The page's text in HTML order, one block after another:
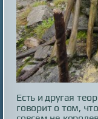
Есть и другая
говорит о том,